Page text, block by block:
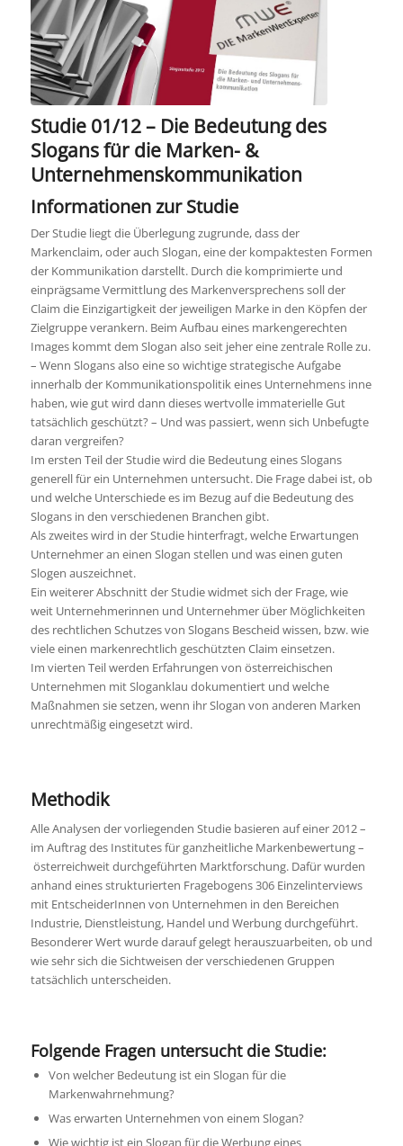
Studie 01/12 – Die Bedeutung des
Slogans für die Marken- &
Unternehmenskommunikation
Informationen zur Studie
Der Studie liegt die Überlegung zugrunde, dass der
Markenclaim, oder auch Slogan, eine der kompaktesten Formen
der Kommunikation darstellt. Durch die komprimierte und
einprägsame Vermittlung des Markenversprechens soll der
Claim die Einzigartigkeit der jeweiligen Marke in den Köpfen der
Zielgruppe verankern. Beim Aufbau eines markengerechten
Images kommt dem Slogan also seit jeher eine zentrale Rolle zu.
– Wenn Slogans also eine so wichtige strategische Aufgabe
innerhalb der Kommunikationspolitik eines Unternehmens inne
haben, wie gut wird dann dieses wertvolle immaterielle Gut
tatsächlich geschützt? – Und was passiert, wenn sich Unbefugte
daran vergreifen?
Im ersten Teil der Studie wird die Bedeutung eines Slogans
generell für ein Unternehmen untersucht. Die Frage dabei ist, ob
und welche Unterschiede es im Bezug auf die Bedeutung des
Slogans in den verschiedenen Branchen gibt.
Als zweites wird in der Studie hinterfragt, welche Erwartungen
Unternehmer an einen Slogan stellen und was einen guten
Slogen auszeichnet.
Ein weiterer Abschnitt der Studie widmet sich der Frage, wie
weit Unternehmerinnen und Unternehmer über Möglichkeiten
des rechtlichen Schutzes von Slogans Bescheid wissen, bzw. wie
viele einen markenrechtlich geschützten Claim einsetzen.
Im vierten Teil werden Erfahrungen von österreichischen
Unternehmen mit Sloganklau dokumentiert und welche
Maßnahmen sie setzen, wenn ihr Slogan von anderen Marken
unrechtmäßig eingesetzt wird.
Methodik
Alle Analysen der vorliegenden Studie basieren auf einer 2012 –
im Auftrag des Institutes für ganzheitliche Markenbewertung –
österreichweit durchgeführten Marktforschung. Dafür wurden
anhand eines strukturierten Fragebogens 306 Einzelinterviews
mit EntscheiderInnen von Unternehmen in den Bereichen
Industrie, Dienstleistung, Handel und Werbung durchgeführt.
Besonderer Wert wurde darauf gelegt herauszuarbeiten, ob und
wie sehr sich die Sichtweisen der verschiedenen Gruppen
tatsächlich unterscheiden.
Folgende Fragen untersucht die Studie:
Von welcher Bedeutung ist ein Slogan für die
Markenwahrnehmung?
Was erwarten Unternehmen von einem Slogan?
Wie wichtig ist ein Slogan für die Werbung eines